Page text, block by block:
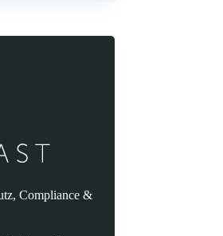
Compliance &